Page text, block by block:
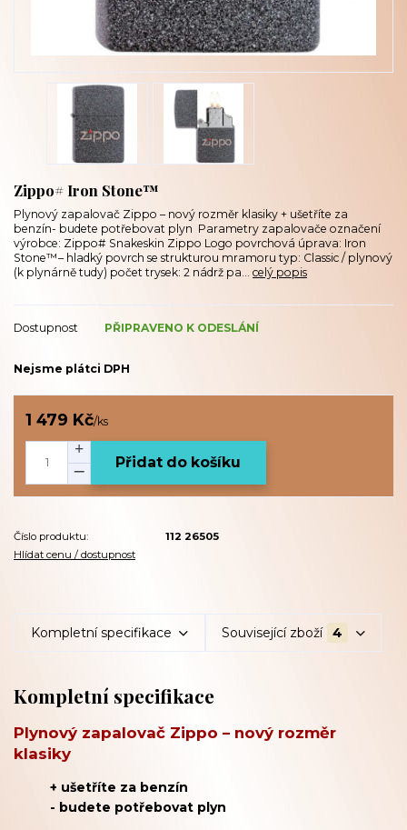
Zippo# Iron Stone™
Plynový zapalovač Zippo – nový rozměr klasiky + ušetříte za
benzín- budete potřebovat plyn Parametry zapalovače označení
výrobce: Zippo# Snakeskin Zippo Logo povrchová úprava: Iron
Stone™– hladký povrch se strukturou mramoru typ: Classic / plynový
(k plynárně tudy) počet trysek: 2 nádrž pa... celý popis
Dostupnost PŘIPRAVENO K ODESLÁNÍ
Nejsme plátci DPH
1 479 Kč/ks
Přidat do košíku
Číslo produktu:
112 26505
Hlídat cenu / dostupnost
Kompletní specifikace Související zboží 4
Kompletní specifikace
Plynový zapalovač Zippo – nový rozměr
klasiky
+ ušetříte za benzín
- budete potřebovat plyn